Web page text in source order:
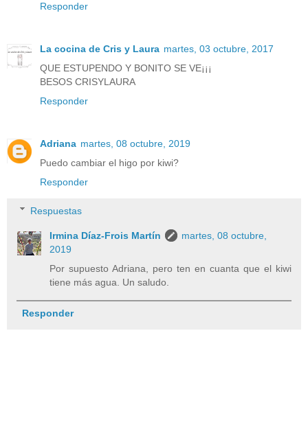
Responder
La cocina de Cris y Laura martes, 03 octubre, 2017
QUE ESTUPENDO Y BONITO SE VE¡¡¡
BESOS CRISYLAURA
Responder
Adriana martes, 08 octubre, 2019
Puedo cambiar el higo por kiwi?
Responder
Respuestas
Irmina Díaz-Frois Martín
martes, 08 octubre,
2019
Por supuesto Adriana, pero ten en cuanta que el kiwi
tiene más agua. Un saludo.
Responder